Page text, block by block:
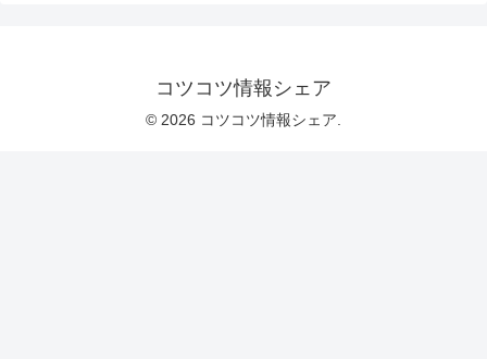
コツコツ情報シェア
© 2026 コツコツ情報シェア.